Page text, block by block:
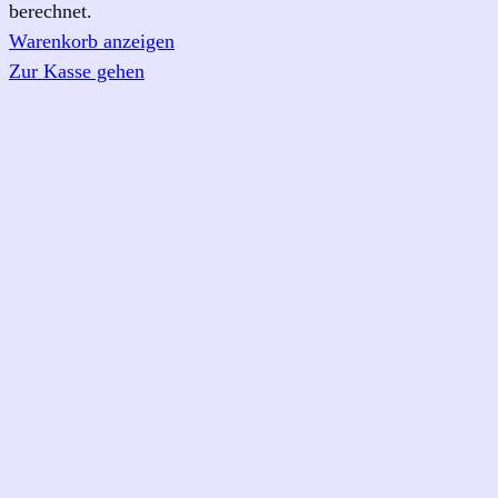
im
Warenkorb
berechnet.
Warenkorb anzeigen
Zur Kasse gehen